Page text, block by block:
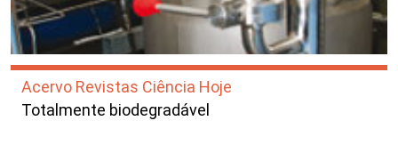
Acervo Revistas Ciência Hoje
Totalmente biodegradável